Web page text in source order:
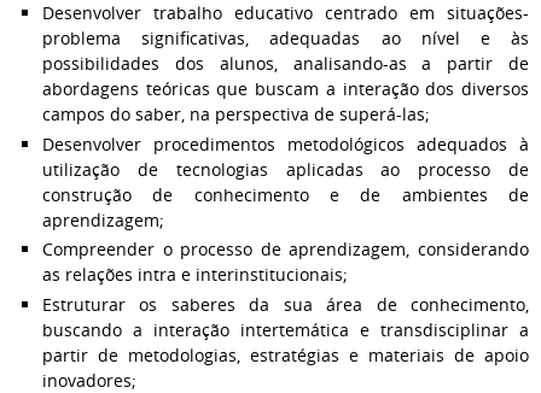
Desenvolver trabalho educativo centrado em situações-
problema significativas, adequadas ao nível e às
possibilidades dos alunos, analisando-as a partir de
abordagens teóricas que buscam a interação dos diversos
campos do saber, na perspectiva de superá-las;
Desenvolver procedimentos metodológicos adequados à
utilização de tecnologias aplicadas ao processo de
construção de conhecimento e de ambientes de
aprendizagem;
Compreender o processo de aprendizagem, considerando
as relações intra e interinstitucionais;
Estruturar os saberes da sua área de conhecimento,
buscando a interação intertemática e transdisciplinar a
partir de metodologias, estratégias e materiais de apoio
inovadores;